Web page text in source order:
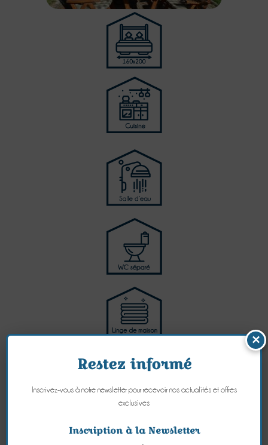
×
Restez informé
Inscrivez-vous à notre newsletter pour recevoir nos actualités et offres
exclusives
Inscription à la Newsletter